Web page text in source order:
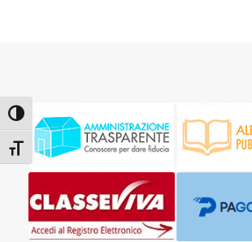
Attiva/disattiva alto contrasto
Attiva/disattiva dimensione testo